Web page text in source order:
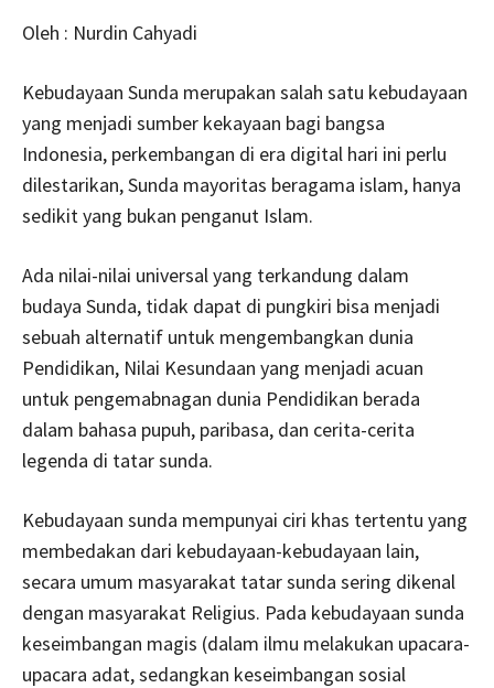
Oleh : Nurdin Cahyadi
Kebudayaan Sunda merupakan salah satu kebudayaan
yang menjadi sumber kekayaan bagi bangsa
Indonesia, perkembangan di era digital hari ini perlu
dilestarikan, Sunda mayoritas beragama islam, hanya
sedikit yang bukan penganut Islam.
Ada nilai-nilai universal yang terkandung dalam
budaya Sunda, tidak dapat di pungkiri bisa menjadi
sebuah alternatif untuk mengembangkan dunia
Pendidikan, Nilai Kesundaan yang menjadi acuan
untuk pengemabnagan dunia Pendidikan berada
dalam bahasa pupuh, paribasa, dan cerita-cerita
legenda di tatar sunda.
Kebudayaan sunda mempunyai ciri khas tertentu yang
membedakan dari kebudayaan-kebudayaan lain,
secara umum masyarakat tatar sunda sering dikenal
dengan masyarakat Religius. Pada kebudayaan sunda
keseimbangan magis (dalam ilmu melakukan upacara-
upacara adat, sedangkan keseimbangan sosial